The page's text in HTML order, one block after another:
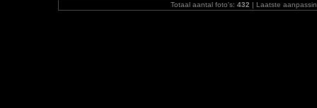
Totaal aantal foto's: 432 | Laatste